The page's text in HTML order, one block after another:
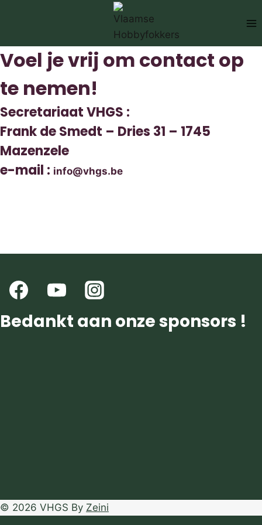
Voel je vrij om contact op
te nemen!
Secretariaat VHGS :
Frank de Smedt – Dries 31 – 1745
Mazenzele
e-mail : info@vhgs.be
Bedankt aan onze sponsors !
© 2026 VHGS By Zeini